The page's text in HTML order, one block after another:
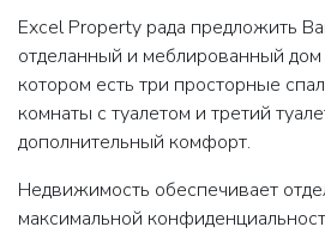
Excel Property рада предложить
отделанный и меблированный
котором есть три просторные
комнаты с туалетом и третий
дополнительный комфорт.
Недвижимость обеспечивает
максимальной